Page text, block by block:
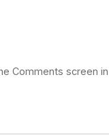
Comments screen